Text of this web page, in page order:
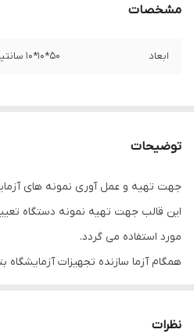
مشخصات
ابعاد 50*10*10 سانتیمتر
توضیحات
جهت تهیه و عمل آوری نمونه های
این قالب جهت تهیه نمونه دستگاه
مورد استفاده می گردد.
همگام آزما سازنده تجهیزات آزمایشگاه
نظرات